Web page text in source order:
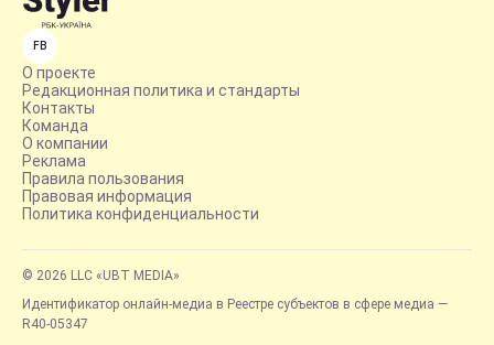
FB
О проекте
Редакционная политика и стандарты
Контакты
Команда
О компании
Реклама
Правила пользования
Правовая информация
Политика конфиденциальности
© 2026 LLC «UBT MEDIA»
Идентификатор онлайн-медиа в Реестре субъектов в сфере медиа —
R40-05347